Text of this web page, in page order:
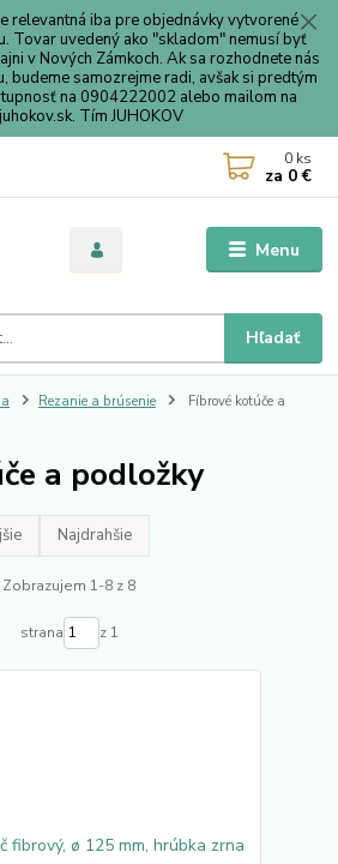
relevantná iba pre objednávky vytvorené
Tovar uvedený ako "skladom" nemusí byť
v Nových Zámkoch. Ak sa rozhodnete nás
budeme samozrejme radi, avšak si predtým
na 0904222002 alebo mailom na
Tím JUHOKOV
Menu
Hľadať
0 ks
za 0 €
Rezanie a brúsenie
Fíbrové kotúče a
a podložky
Najdrahšie
Zobrazujem 1-8 z 8
strana z 1